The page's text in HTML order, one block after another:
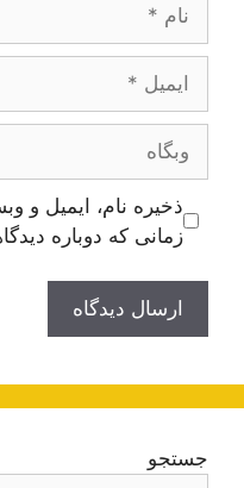
وبگاه
ذخیره نام، ایمیل و
زمانی که دوباره
جستجو